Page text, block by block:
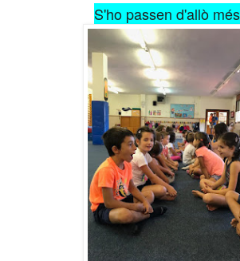
S'ho passen d'allò